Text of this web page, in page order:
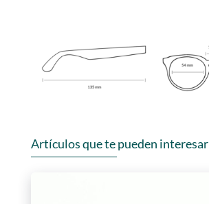
Artículos que te pueden interesar